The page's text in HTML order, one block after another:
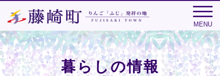
MENU
暮らしの情報